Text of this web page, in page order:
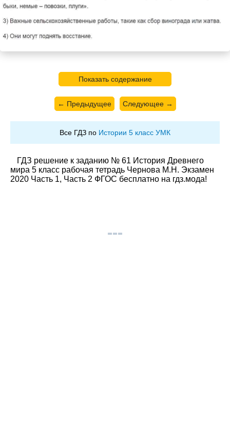
Показать содержание
← Предыдущее Следующее →
Все ГДЗ по Истории 5 класс УМК
ГДЗ решение к заданию № 61 История Древнего
мира 5 класс рабочая тетрадь Чернова М.Н. Экзамен
2020 Часть 1, Часть 2 ФГОС бесплатно на гдз.мода!